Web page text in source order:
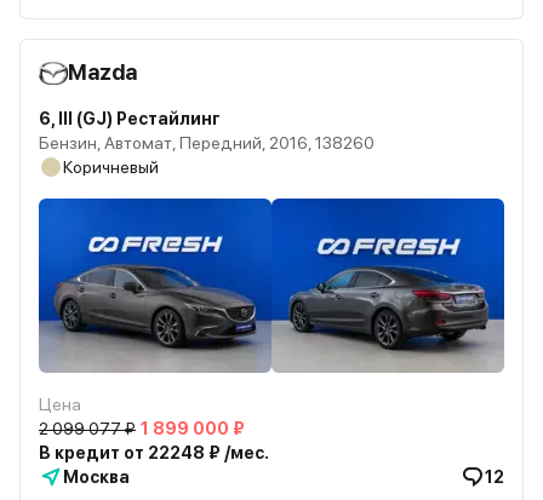
Mazda
6, III (GJ) Рестайлинг
Бензин, Автомат, Передний, 2016, 138260
Коричневый
Цена
2 099 077 ₽ 1 899 000 ₽
В кредит от 22248 ₽ /мес.
Москва
12